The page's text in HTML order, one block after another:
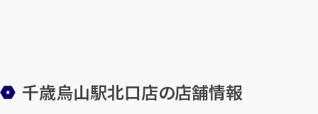
千歳烏山駅北口店の店舗情報